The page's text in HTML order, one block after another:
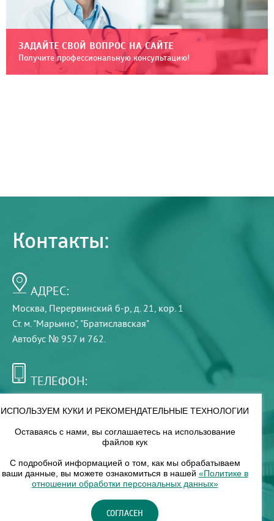
ЗАДАЙТЕ СВОЙ ВОПРОС НА САЙТЕ
Получите профессиональную консультацию!
Контакты:
АДРЕС:
Москва, Перервинский б-р, д. 21, кор. 1
Ст. м. "Марьино", "Братиславская"
Автобус № 957 и 762.
ТЕЛЕФОН:
РЕЖИМ РАБОТЫ:
8 — 18
НАШ ФИЛИАЛ:
Москва, м. Нагорное, Нагорный б-р, д. 19, кор. 1
ИСПОЛЬЗУЕМ КУКИ И РЕКОМЕНДАТЕЛЬНЫЕ ТЕХНОЛОГИИ
Оставаясь с нами, вы соглашаетесь на использование
файлов кук
С подробной информацией о том, как мы обрабатываем
ваши данные, вы можете ознакомиться в нашей «Политике в
отношении обработки персональных данных»
СОГЛАСЕН